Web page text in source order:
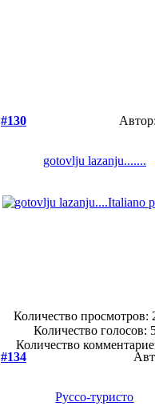
#130
gotovlju lazanju.......
Количество просмотров:
Количество голосов:
Количество
#134
Руссо-туристо